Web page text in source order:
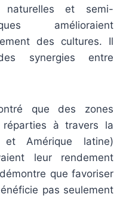
naturelles et semi-
amélioraient
des cultures. Il
synergies entre
que des zones
à travers la
Amérique latine)
leur rendement
que favoriser
pas seulement